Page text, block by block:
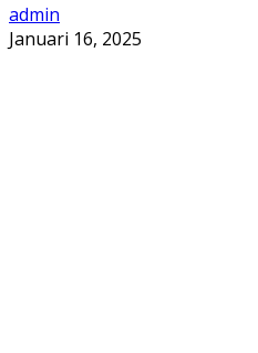
admin
Januari 16, 2025